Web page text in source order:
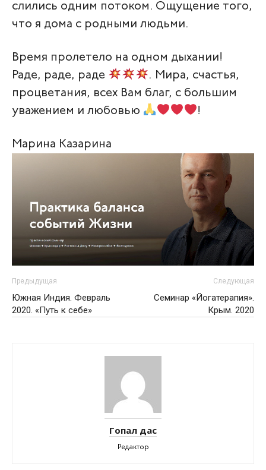
слились одним потоком. Ощущение того,
что я дома с родными людьми.
Время пролетело на одном дыхании!
Раде, раде, раде
. Мира, счастья,
процветания, всех Вам благ, с большим
уважением и любовью
!
Марина Казарина
Предыдущая
Южная Индия. Февраль
2020. «Путь к себе»
Следующая
Семинар «Йогатерапия».
Крым. 2020
Гопал дас
Редактор